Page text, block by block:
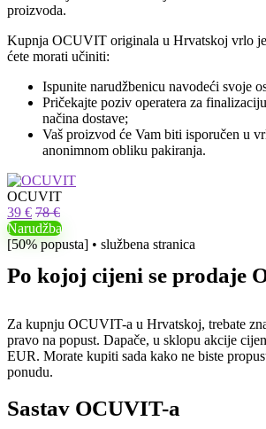
proizvoda.
Kupnja OCUVIT originala u Hrvatskoj vrlo je
ćete morati učiniti:
Ispunite narudžbenicu navodeći svoje
Pričekajte poziv operatera za
načina dostave;
Vaš proizvod će Vam biti isporučen u
anonimnom obliku pakiranja.
OCUVIT
39 € 78 €
Narudžba
[50% popusta] • službena stranica
Po kojoj cijeni se prodaje
Za kupnju OCUVIT-a u Hrvatskoj, trebate
pravo na popust. Dapače, u sklopu akcije
EUR. Morate kupiti sada kako ne biste
ponudu.
Sastav OCUVIT-a